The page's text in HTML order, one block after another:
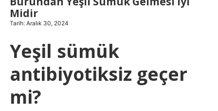
Hakkımızda
Midir
Tarih: Aralık 30, 2024
Yeşil sümük
antibiyotiksiz geçer
mi?